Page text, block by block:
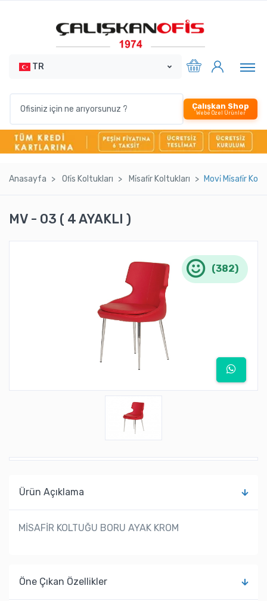
TR
Çalışkan Shop
Webe Özel Ürünler
Anasayfa Ofi̇s Koltukları Mi̇safi̇r Koltukları Movi̇ Mi̇safi̇r
MV - 03 ( 4 AYAKLI )
(382)
Ürün Açıklama
MİSAFİR KOLTUĞU BORU AYAK KROM
Öne Çıkan Özellikler